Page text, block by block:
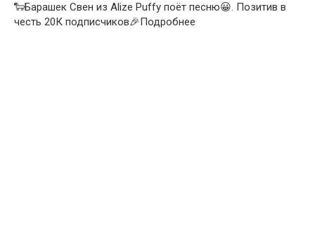
🐑Барашек Свен из Alize Puffy поёт песню😀. Позитив в
честь 20К подписчиков🎉Подробнее